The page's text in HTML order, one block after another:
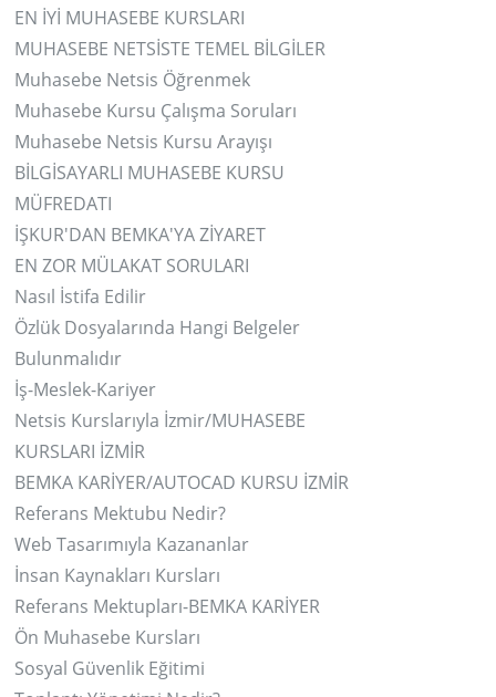
EN İYİ MUHASEBE KURSLARI
MUHASEBE NETSİSTE TEMEL BİLGİLER
Muhasebe Netsis Öğrenmek
Muhasebe Kursu Çalışma Soruları
Muhasebe Netsis Kursu Arayışı
BİLGİSAYARLI MUHASEBE KURSU
MÜFREDATI
İŞKUR'DAN BEMKA'YA ZİYARET
EN ZOR MÜLAKAT SORULARI
Nasıl İstifa Edilir
Özlük Dosyalarında Hangi Belgeler
Bulunmalıdır
İş-Meslek-Kariyer
Netsis Kurslarıyla İzmir/MUHASEBE
KURSLARI İZMİR
BEMKA KARİYER/AUTOCAD KURSU İZMİR
Referans Mektubu Nedir?
Web Tasarımıyla Kazananlar
İnsan Kaynakları Kursları
Referans Mektupları-BEMKA KARİYER
Ön Muhasebe Kursları
Sosyal Güvenlik Eğitimi